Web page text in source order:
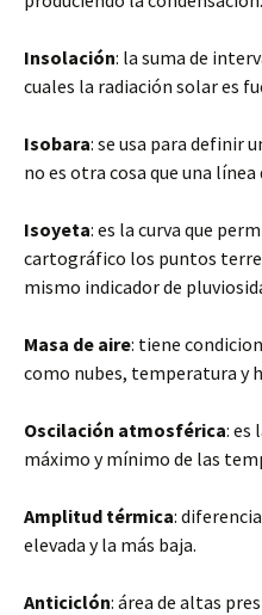
Insolación: la suma de
cuales la radiación solar es
Isobara: se usa para definir
no es otra cosa que una
Isoyeta: es la curva que
cartográfico los puntos
mismo indicador de
Masa de aire: tiene
como nubes, temperatura y
Oscilación atmosférica: es
máximo y mínimo de las
Amplitud térmica:
elevada y la más baja.
Anticiclón: área de altas